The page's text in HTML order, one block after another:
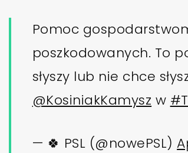
Pomoc
poszkodowanych. To
słyszy lub nie chce
@KosiniakKamysz w
— 🍀 PSL (@nowePSL)